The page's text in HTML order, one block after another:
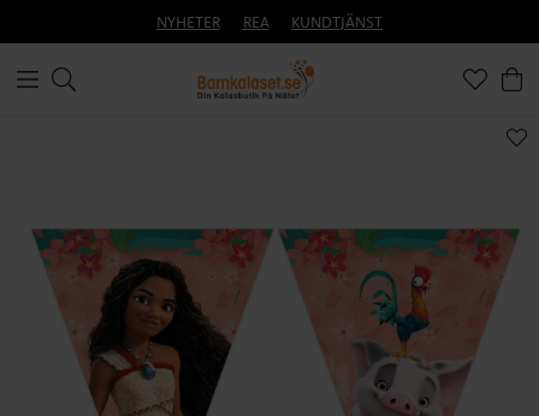
NYHETER REA KUNDTJÄNST